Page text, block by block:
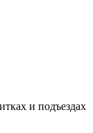
и подъездах